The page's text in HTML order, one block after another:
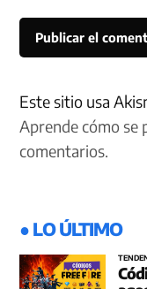
Este sitio usa
Aprende cómo se
comentarios.
● LO ÚLTIMO